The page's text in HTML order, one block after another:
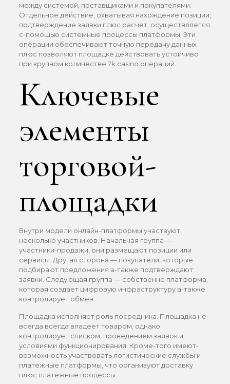
между системой, поставщиками и покупателями.
Отдельное действие, охватывая нахождение позиции,
подтверждение заявки плюс расчет, осуществляется
с-помощью системные процессы платформы. Эти
операции обеспечивают точную передачу данных
плюс позволяют площадке действовать устойчиво
при крупном количестве 7k casino операций.
Ключевые
элементы
торговой-
площадки
Внутри модели онлайн-платформы участвуют
несколько участников. Начальная группа —
участники-продажи, они размещают позиции или
сервисы. Другая сторона — покупатели, которые
подбирают предложения а-также подтверждают
заявки. Следующая группа — собственно платформа,
которая создает цифровую инфраструктуру а-также
контролирует обмен.
Площадка исполняет роль посредника. Площадка не-
всегда всегда владеет товаром, однако
контролирует списком, проведением заявок и
условиями функционирования. Кроме-того имеют-
возможность участвовать логистические службы и
платежные платформы, что организуют доставку
плюс платежные процессы.